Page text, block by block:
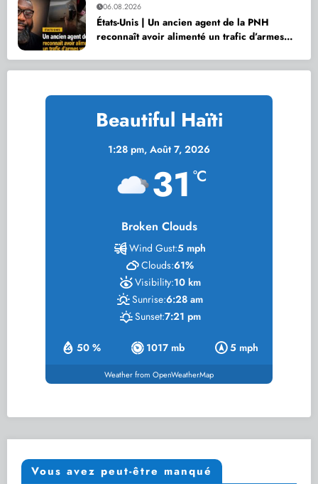
06.08.2026
États-Unis | Un ancien agent de la PNH
reconnaît avoir alimenté un trafic d’armes
Beautiful Haïti
1:28 pm, Août 7, 2026
31 °C
Broken Clouds
50 % 1017 mb 5 mph
Wind Gust:5 mph
Clouds:61%
Visibility:10 km
Sunrise:6:28 am
Sunset:7:21 pm
Weather from OpenWeatherMap
Vous avez peut-être manqué